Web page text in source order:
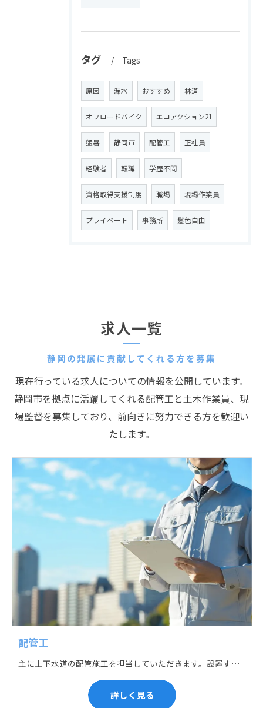
タグ Tags
原因 漏水 おすすめ 林道
オフロードバイク エコアクション21
猛暑 静岡市 配管工 正社員
経験者 転職 学歴不問
資格取得支援制度 職場 現場作業員
プライベート 事務所 髪色自由
静岡の発展に貢献してくれる方を募集
求人一覧
現在行っている求人についての情報を公開しています。
静岡市を拠点に活躍してくれる配管工と土木作業員、現
場監督を募集しており、前向きに努力できる方を歓迎い
たします。
配管工
主に上下水道の配管施工を担当していただきます。設置する場所に応じて配管の形状や流れを工夫する管加工、ねじ切り、管締め、そして管据付作業になり、5人以上のチームで動くことが多いです。
詳しく見る